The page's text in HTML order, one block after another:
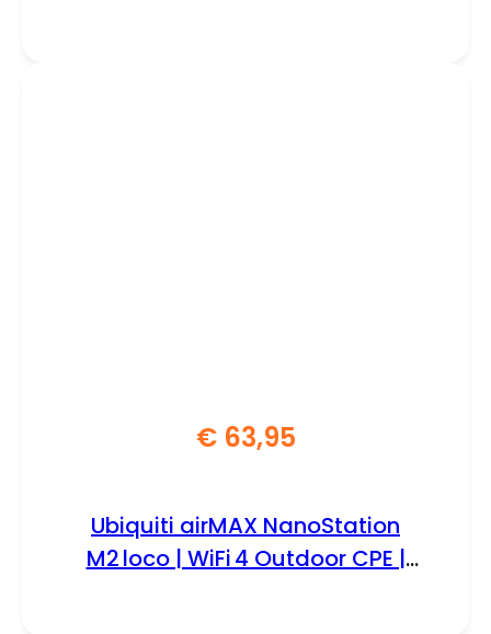
€63,95
Ubiquiti airMAX NanoStation
M2 loco | WiFi 4 Outdoor CPE |